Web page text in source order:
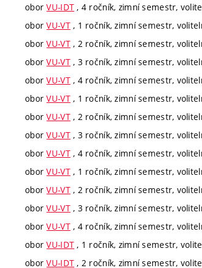
oborVU-IDT , 4 ročník, zimní semestr,
oborVU-VT, 1 ročník, zimní semestr,
oborVU-VT, 2 ročník, zimní semestr,
oborVU-VT, 3 ročník, zimní semestr,
oborVU-VT, 4 ročník, zimní semestr,
oborVU-VT, 1 ročník, zimní semestr,
oborVU-VT, 2 ročník, zimní semestr,
oborVU-VT, 3 ročník, zimní semestr,
oborVU-VT, 4 ročník, zimní semestr,
oborVU-VT, 1 ročník, zimní semestr,
oborVU-VT, 2 ročník, zimní semestr,
oborVU-VT, 3 ročník, zimní semestr,
oborVU-VT, 4 ročník, zimní semestr,
oborVU-IDT , 1 ročník, zimní semestr,
oborVU-IDT , 2 ročník, zimní semestr,